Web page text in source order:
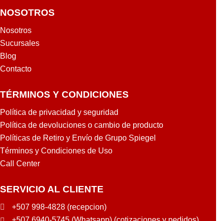
NOSOTROS
Nosotros
Sucursales
Blog
Contacto
TÉRMINOS Y CONDICIONES
Política de privacidad y seguridad
Política de devoluciones o cambio de producto
Políticas de Retiro y Envío de Grupo Spiegel
Términos y Condiciones de Uso
Call Center
SERVICIO AL CLIENTE
+507 998-4828 (recepcion)